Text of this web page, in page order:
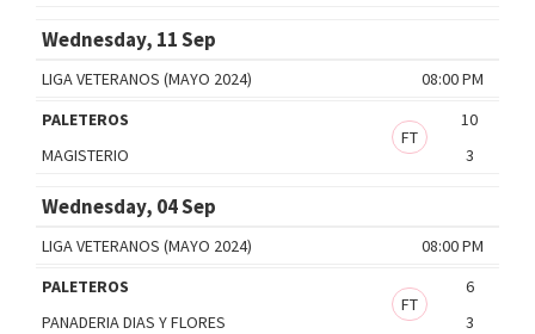
Wednesday, 11 Sep
08:00 PM
LIGA VETERANOS (MAYO 2024)
PALETEROS
10
FT
MAGISTERIO
3
Wednesday, 04 Sep
08:00 PM
LIGA VETERANOS (MAYO 2024)
PALETEROS
6
FT
PANADERIA DIAS Y FLORES
3